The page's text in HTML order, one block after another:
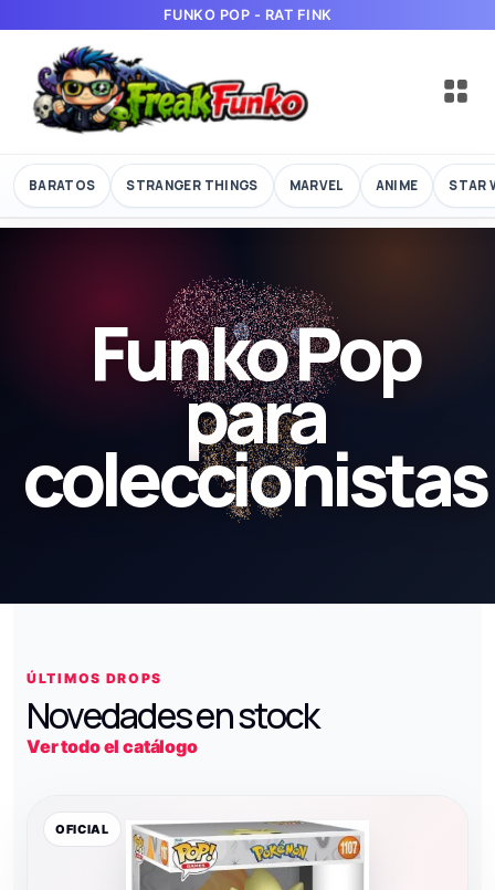
FUNKO POP - RAT FINK
BARATOS STRANGER THINGS MARVEL ANIME STAR
Funko Pop
para
coleccionistas
ÚLTIMOS DROPS
Novedades en stock
Ver todo el catálogo
OFICIAL